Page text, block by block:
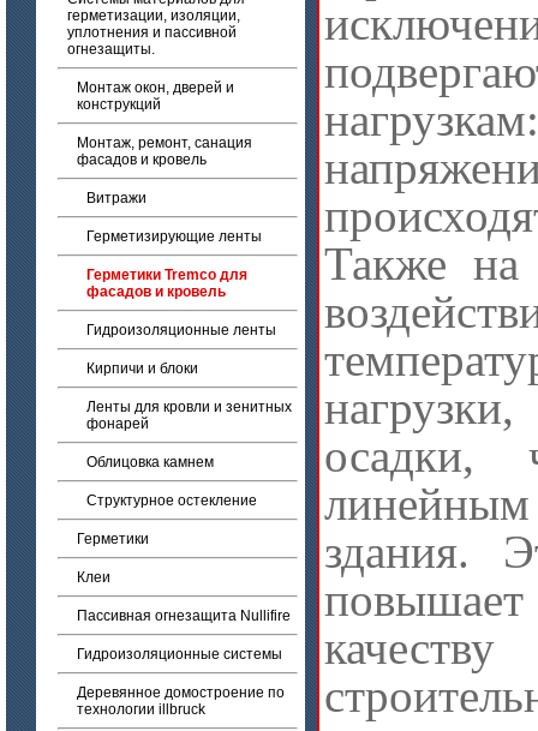
герметизации, изоляции,
уплотнения и пассивной
огнезащиты.
Монтаж окон, дверей и
конструкций
Монтаж, ремонт, санация
фасадов и кровель
Витражи
Герметизирующие ленты
Герметики Tremco для
фасадов и кровель
Гидроизоляционные ленты
Кирпичи и блоки
Ленты для кровли и зенитных
фонарей
Облицовка камнем
Структурное остекление
Герметики
Клеи
Пассивная огнезащита Nullifire
Гидроизоляционные системы
Деревянное домостроение по
технологии illbruck
Также на
осадки,
здания.